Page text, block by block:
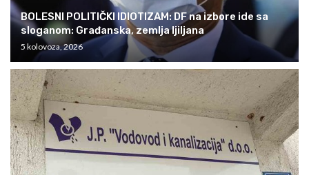
BOLESNI POLITIČKI IDIOTIZAM: DF na izbore ide sa
sloganom: Građanska, zemlja ljiljana
5 kolovoza, 2026